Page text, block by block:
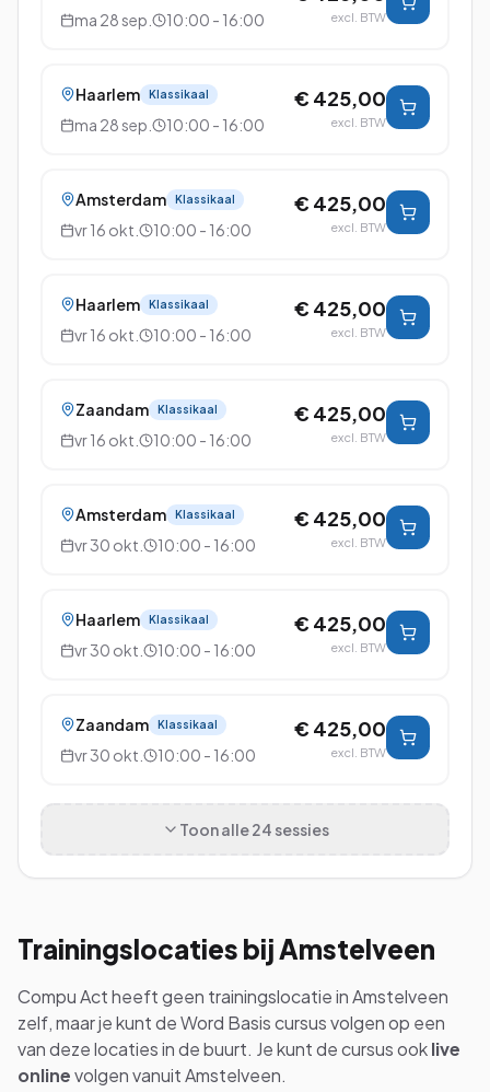
ma 28 sep. 10:00 - 16:00 excl. BTW
Haarlem Klassikaal
ma 28 sep. 10:00 - 16:00
€ 425,00
excl. BTW
Amsterdam Klassikaal
vr 16 okt. 10:00 - 16:00
€ 425,00
excl. BTW
Haarlem Klassikaal
vr 16 okt. 10:00 - 16:00
€ 425,00
excl. BTW
Zaandam Klassikaal
vr 16 okt. 10:00 - 16:00
€ 425,00
excl. BTW
Amsterdam Klassikaal
vr 30 okt. 10:00 - 16:00
€ 425,00
excl. BTW
Haarlem Klassikaal
vr 30 okt. 10:00 - 16:00
€ 425,00
excl. BTW
Zaandam Klassikaal
vr 30 okt. 10:00 - 16:00
€ 425,00
excl. BTW
Toon alle24 sessies
Trainingslocaties bijAmstelveen
Compu Act heeft geen trainingslocatie inAmstelveen
zelf, maar je kunt deWord Basiscursus volgen op een
van deze locaties in de buurt. Je kunt de cursus ooklive
onlinevolgen vanuitAmstelveen.